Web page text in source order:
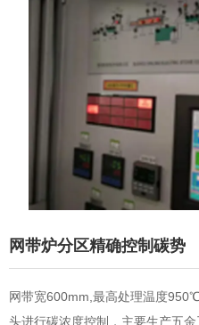
网带炉分区精确控制碳势
网带宽600mm,最高处理温度
头进行碳浓度控制，主要生产五